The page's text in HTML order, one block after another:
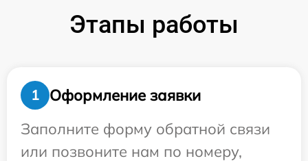
Этапы работы
1
Оформление заявки
Заполните форму обратной связи
или позвоните нам по номеру,